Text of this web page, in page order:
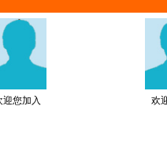
迎您加入 欢